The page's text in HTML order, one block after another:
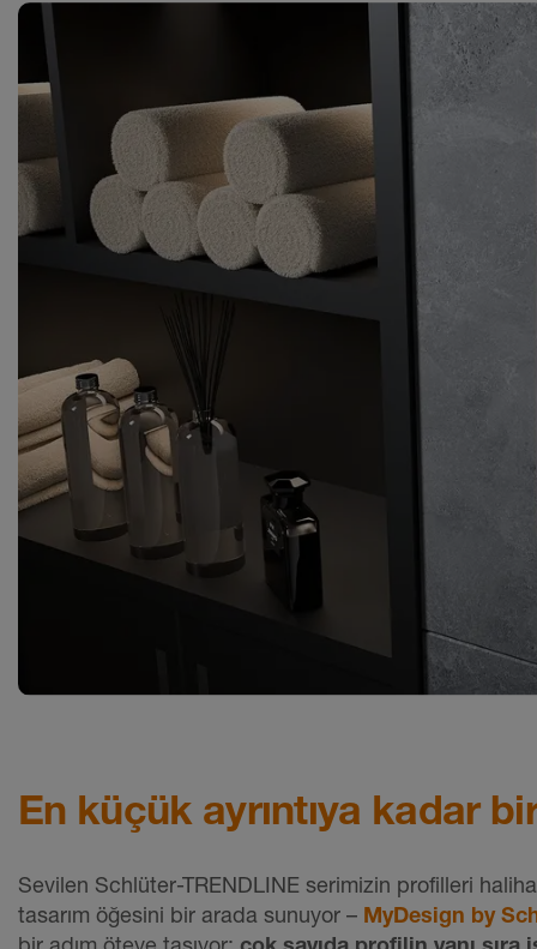
En küçük ayrıntıya kadar
Sevilen Schlüter-TRENDLINE serimizin profilleri
tasarım öğesini bir arada sunuyor – MyDesign by
bir adım öteye taşıyor: çok sayıda profilin yanı